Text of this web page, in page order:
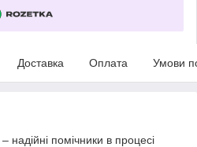
Доставка Оплата Умови
надійні помічники в процесі